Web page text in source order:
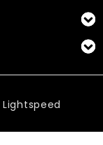
Lightspeed